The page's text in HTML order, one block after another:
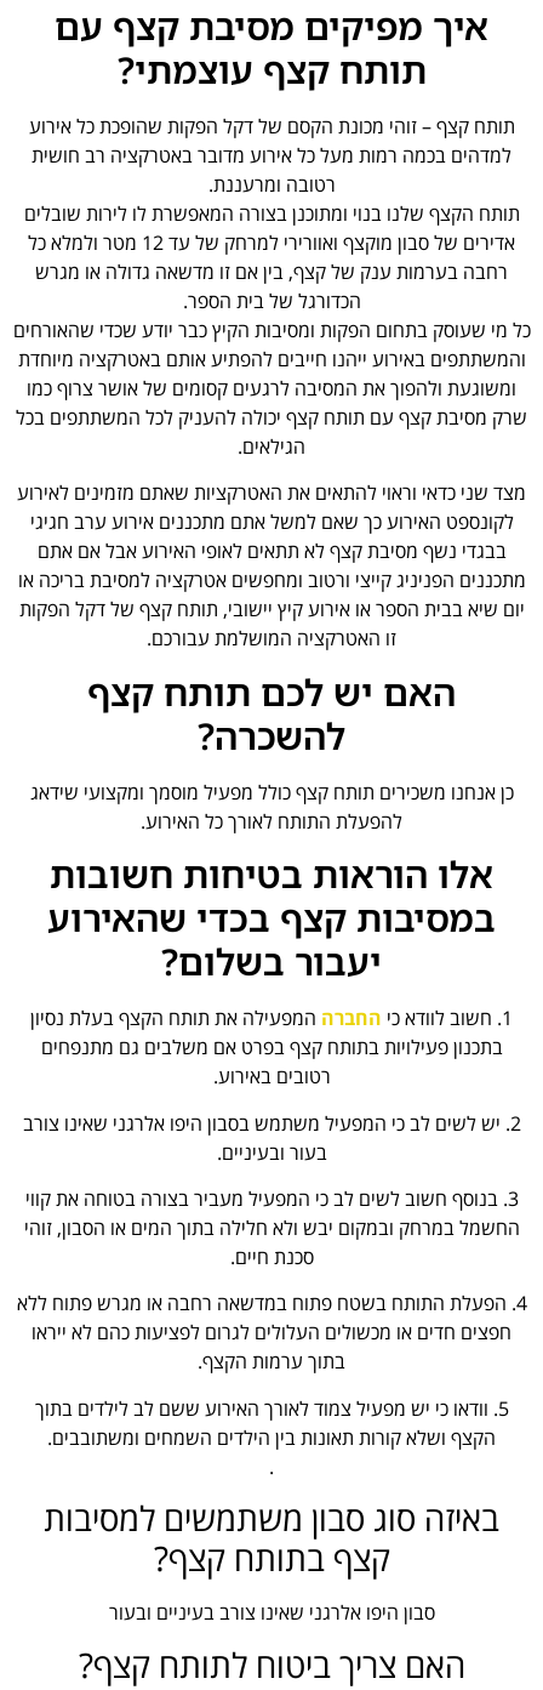
איך מפיקים מסיבת קצף עם
תותח קצף עוצמתי?
תותח קצף – זוהי מכונת הקסם של דקל הפקות שהופכת כל אירוע
למדהים בכמה רמות מעל כל אירוע מדובר באטרקציה רב חושית
רטובה ומרעננת.
תותח הקצף שלנו בנוי ומתוכנן בצורה המאפשרת לו לירות שובלים
אדירים של סבון מוקצף ואוורירי למרחק של עד 12 מטר ולמלא כל
רחבה בערמות ענק של קצף, בין אם זו מדשאה גדולה או מגרש
הכדורגל של בית הספר.
כל מי שעוסק בתחום הפקות ומסיבות הקיץ כבר יודע שכדי שהאורחים
והמשתתפים באירוע ייהנו חייבים להפתיע אותם באטרקציה מיוחדת
ומשוגעת ולהפוך את המסיבה לרגעים קסומים של אושר צרוף כמו
שרק מסיבת קצף עם תותח קצף יכולה להעניק לכל המשתתפים בכל
הגילאים.
מצד שני כדאי וראוי להתאים את האטרקציות שאתם מזמינים לאירוע
לקונספט האירוע כך שאם למשל אתם מתכננים אירוע ערב חגיגי
בבגדי נשף מסיבת קצף לא תתאים לאופי האירוע אבל אם אתם
מתכננים הפניניג קייצי ורטוב ומחפשים אטרקציה למסיבת בריכה או
יום שיא בבית הספר או אירוע קיץ יישובי, תותח קצף של דקל הפקות
זו האטרקציה המושלמת עבורכם.
האם יש לכם תותח קצף
להשכרה?
כן אנחנו משכירים תותח קצף כולל מפעיל מוסמך ומקצועי שידאג
להפעלת התותח לאורך כל האירוע.
אלו הוראות בטיחות חשובות
במסיבות קצף בכדי שהאירוע
יעבור בשלום?
1. חשוב לוודא כי החברה המפעילה את תותח הקצף בעלת נסיון
בתכנון פעילויות בתותח קצף בפרט אם משלבים גם מתנפחים
רטובים באירוע.
2. יש לשים לב כי המפעיל משתמש בסבון היפו אלרגני שאינו צורב
בעור ובעיניים.
3. בנוסף חשוב לשים לב כי המפעיל מעביר בצורה בטוחה את קווי
החשמל במרחק ובמקום יבש ולא חלילה בתוך המים או הסבון, זוהי
סכנת חיים.
4. הפעלת התותח בשטח פתוח במדשאה רחבה או מגרש פתוח ללא
חפצים חדים או מכשולים העלולים לגרום לפציעות כהם לא ייראו
בתוך ערמות הקצף.
5. וודאו כי יש מפעיל צמוד לאורך האירוע ששם לב לילדים בתוך
הקצף ושלא קורות תאונות בין הילדים השמחים ומשתובבים.
.
באיזה סוג סבון משתמשים למסיבות
קצף בתותח קצף?
סבון היפו אלרגני שאינו צורב בעיניים ובעור
האם צריך ביטוח לתותח קצף?